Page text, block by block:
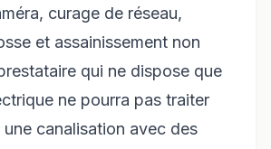
curage de réseau,
et assainissement non
qui ne dispose que
ne pourra pas traiter
canalisation avec des